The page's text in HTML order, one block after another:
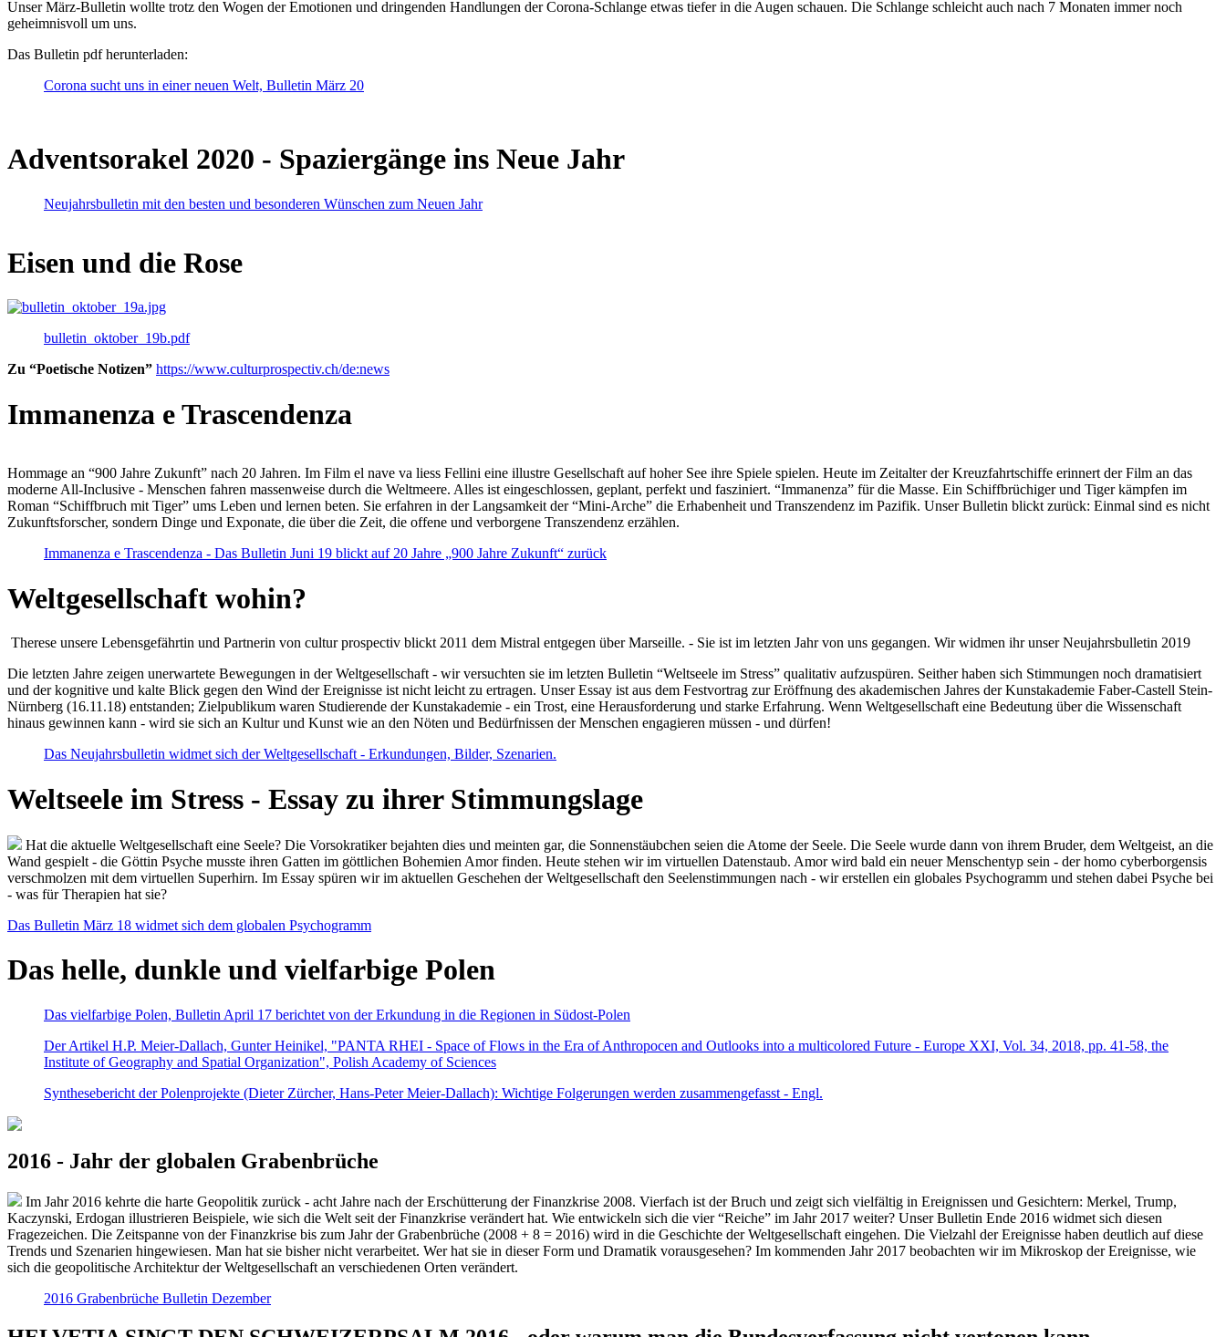
Unser März-Bulletin wollte trotz den Wogen der Emotionen und dringenden Handlungen der Corona-Schlange etwas tiefer in die Augen schauen. Die Schlange schleicht auch nach 7 Monaten immer noch
geheimnisvoll um uns.
Das Bulletin pdf herunterladen:
Corona sucht uns in einer neuen Welt, Bulletin März 20
Adventsorakel 2020 - Spaziergänge ins Neue Jahr
Neujahrsbulletin mit den besten und besonderen Wünschen zum Neuen Jahr
Eisen und die Rose
bulletin_oktober_19b.pdf
Zu “Poetische Notizen” https://www.culturprospectiv.ch/de:news
Immanenza e Trascendenza
Hommage an “900 Jahre Zukunft” nach 20 Jahren. Im Film el nave va liess Fellini eine illustre Gesellschaft auf hoher See ihre Spiele spielen. Heute im Zeitalter der Kreuzfahrtschiffe erinnert der Film an das
moderne All-Inclusive - Menschen fahren massenweise durch die Weltmeere. Alles ist eingeschlossen, geplant, perfekt und fasziniert. “Immanenza” für die Masse. Ein Schiffbrüchiger und Tiger kämpfen im
Roman “Schiffbruch mit Tiger” ums Leben und lernen beten. Sie erfahren in der Langsamkeit der “Mini-Arche” die Erhabenheit und Transzendenz im Pazifik. Unser Bulletin blickt zurück: Einmal sind es nicht
Zukunftsforscher, sondern Dinge und Exponate, die über die Zeit, die offene und verborgene Transzendenz erzählen.
Immanenza e Trascendenza - Das Bulletin Juni 19 blickt auf 20 Jahre „900 Jahre Zukunft“ zurück
Weltgesellschaft wohin?
Therese unsere Lebensgefährtin und Partnerin von cultur prospectiv blickt 2011 dem Mistral entgegen über Marseille. - Sie ist im letzten Jahr von uns gegangen. Wir widmen ihr unser Neujahrsbulletin 2019
Die letzten Jahre zeigen unerwartete Bewegungen in der Weltgesellschaft - wir versuchten sie im letzten Bulletin “Weltseele im Stress” qualitativ aufzuspüren. Seither haben sich Stimmungen noch dramatisiert
und der kognitive und kalte Blick gegen den Wind der Ereignisse ist nicht leicht zu ertragen. Unser Essay ist aus dem Festvortrag zur Eröffnung des akademischen Jahres der Kunstakademie Faber-Castell Stein-
Nürnberg (16.11.18) entstanden; Zielpublikum waren Studierende der Kunstakademie - ein Trost, eine Herausforderung und starke Erfahrung. Wenn Weltgesellschaft eine Bedeutung über die Wissenschaft
hinaus gewinnen kann - wird sie sich an Kultur und Kunst wie an den Nöten und Bedürfnissen der Menschen engagieren müssen - und dürfen!
Das Neujahrsbulletin widmet sich der Weltgesellschaft - Erkundungen, Bilder, Szenarien.
Weltseele im Stress - Essay zu ihrer Stimmungslage
Hat die aktuelle Weltgesellschaft eine Seele? Die Vorsokratiker bejahten dies und meinten gar, die Sonnenstäubchen seien die Atome der Seele. Die Seele wurde dann von ihrem Bruder, dem Weltgeist, an die
Wand gespielt - die Göttin Psyche musste ihren Gatten im göttlichen Bohemien Amor finden. Heute stehen wir im virtuellen Datenstaub. Amor wird bald ein neuer Menschentyp sein - der homo cyberborgensis
verschmolzen mit dem virtuellen Superhirn. Im Essay spüren wir im aktuellen Geschehen der Weltgesellschaft den Seelenstimmungen nach - wir erstellen ein globales Psychogramm und stehen dabei Psyche bei
- was für Therapien hat sie?
Das Bulletin März 18 widmet sich dem globalen Psychogramm
Das helle, dunkle und vielfarbige Polen
Das vielfarbige Polen, Bulletin April 17 berichtet von der Erkundung in die Regionen in Südost-Polen
Der Artikel H.P. Meier-Dallach, Gunter Heinikel, "PANTA RHEI - Space of Flows in the Era of Anthropocen and Outlooks into a multicolored Future - Europe XXI, Vol. 34, 2018, pp. 41-58, the
Institute of Geography and Spatial Organization", Polish Academy of Sciences
Synthesebericht der Polenprojekte (Dieter Zürcher, Hans-Peter Meier-Dallach): Wichtige Folgerungen werden zusammengefasst - Engl.
2016 - Jahr der globalen Grabenbrüche
Im Jahr 2016 kehrte die harte Geopolitik zurück - acht Jahre nach der Erschütterung der Finanzkrise 2008. Vierfach ist der Bruch und zeigt sich vielfältig in Ereignissen und Gesichtern: Merkel, Trump,
Kaczynski, Erdogan illustrieren Beispiele, wie sich die Welt seit der Finanzkrise verändert hat. Wie entwickeln sich die vier “Reiche” im Jahr 2017 weiter? Unser Bulletin Ende 2016 widmet sich diesen
Fragezeichen. Die Zeitspanne von der Finanzkrise bis zum Jahr der Grabenbrüche (2008 + 8 = 2016) wird in die Geschichte der Weltgesellschaft eingehen. Die Vielzahl der Ereignisse haben deutlich auf diese
Trends und Szenarien hingewiesen. Man hat sie bisher nicht verarbeitet. Wer hat sie in dieser Form und Dramatik vorausgesehen? Im kommenden Jahr 2017 beobachten wir im Mikroskop der Ereignisse, wie
sich die geopolitische Architektur der Weltgesellschaft an verschiedenen Orten verändert.
2016 Grabenbrüche Bulletin Dezember